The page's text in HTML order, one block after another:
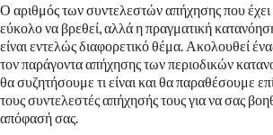
Ο αριθμός των συντελεστών απήχησης που έχει
εύκολο να βρεθεί, αλλά η πραγματική
είναι εντελώς διαφορετικό θέμα. Ακολουθεί
τον παράγοντα απήχησης των περιοδικών
θα συζητήσουμε τι είναι και θα παραθέσουμε
τους συντελεστές απήχησής τους για να σας
απόφασή σας.